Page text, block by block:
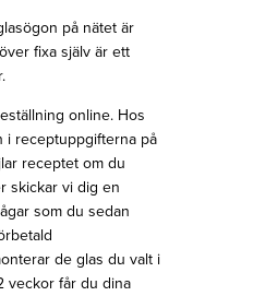
på nätet är
fixa själv är ett
online. Hos
i receptuppgifterna på
receptet om du
skickar vi dig en
som du sedan
de glas du valt i
veckor får du dina